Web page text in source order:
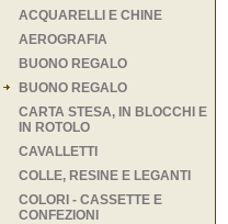
ACQUARELLI E CHINE
AEROGRAFIA
BUONO REGALO
BUONO REGALO
CARTA STESA, IN BLOCCHI E
IN ROTOLO
CAVALLETTI
COLLE, RESINE E LEGANTI
COLORI - CASSETTE E
CONFEZIONI